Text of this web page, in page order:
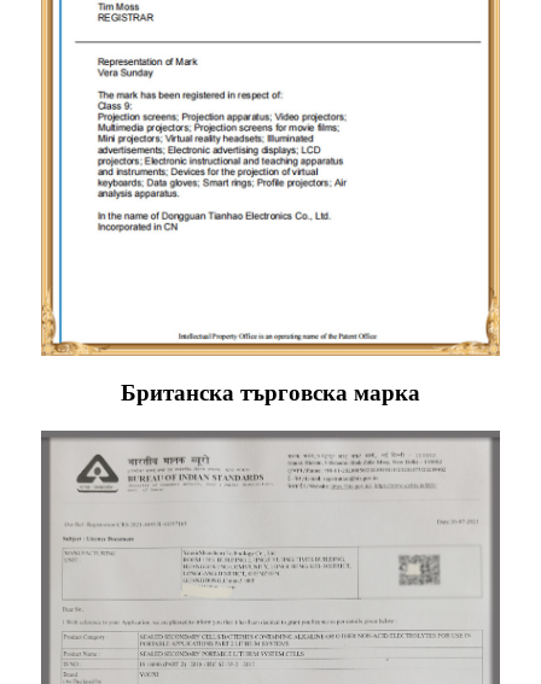
Британска търговска марка